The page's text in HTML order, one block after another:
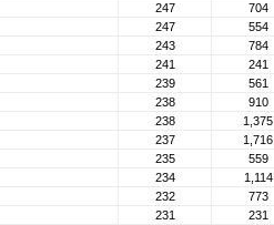
247
704
247
554
243
784
241
241
239
561
238
910
238
1,375
237
1,716
235
559
234
1,114
232
773
231
231